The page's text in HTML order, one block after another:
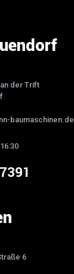
der Trift
baumaschinen.de
6